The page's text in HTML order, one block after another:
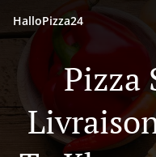
HalloPizza24
Pizza